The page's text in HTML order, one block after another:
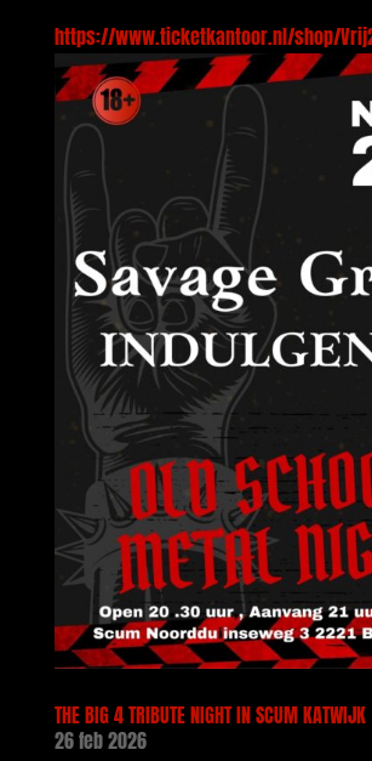
https://www.ticketkantoor.nl/shop/
THE BIG 4 TRIBUTE NIGHT IN SCUM KATWIJK
26 feb 2026